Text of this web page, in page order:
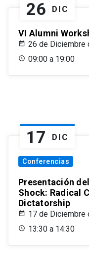
26 DIC
VI Alumni
26 de Diciembre
09:00 a 19:00
17 DIC
Conferencias
Presentación
Shock: Radical
Dictatorship
17 de Diciembre
13:30 a 14:30